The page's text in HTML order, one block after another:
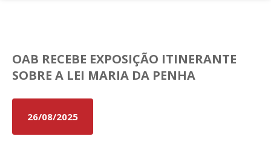
OAB RECEBE EXPOSIÇÃO ITINERANTE
SOBRE A LEI MARIA DA PENHA
26/08/2025